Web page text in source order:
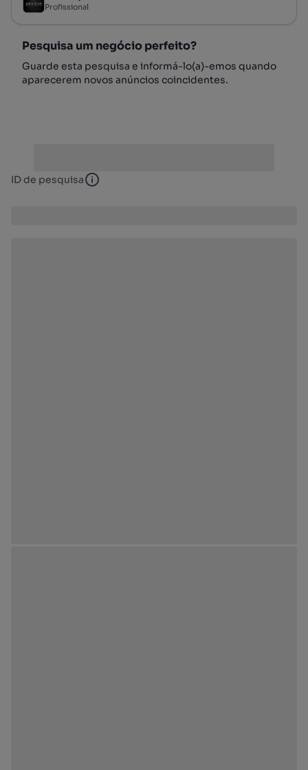
Profissional
Pesquisa um negócio perfeito?
Guarde esta pesquisa e informá-lo(a)-emos quando
aparecerem novos anúncios coincidentes.
ID de pesquisa ID de pesquisa